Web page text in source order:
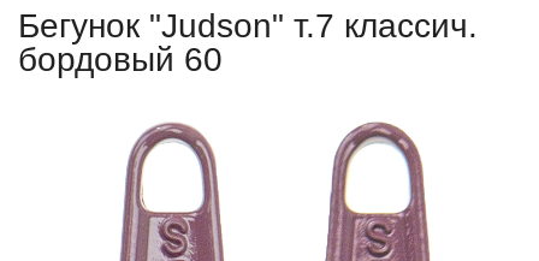
Бегунок "Judson" т.7 классич.
бордовый 60